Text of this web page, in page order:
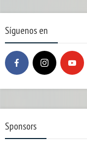
Síguenos en
Sponsors